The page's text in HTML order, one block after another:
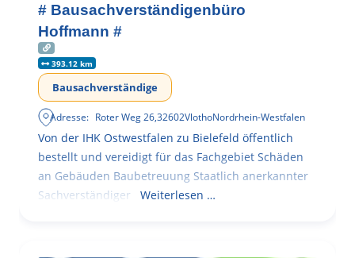
# Bausachverständigenbüro
Hoffmann #
393.12 km
Bausachverständige
Adresse: Roter Weg 26,32602VlothoNordrhein-Westfalen
Von der IHK Ostwestfalen zu Bielefeld öffentlich
bestellt und vereidigt für das Fachgebiet Schäden
an Gebäuden Baubetreuung Staatlich anerkannter
Sachverständiger
Weiterlesen …